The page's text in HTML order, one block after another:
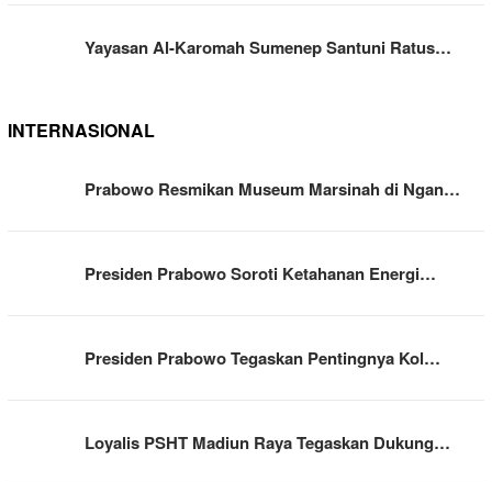
Yayasan Al-Karomah Sumenep Santuni Ratus…
INTERNASIONAL
Prabowo Resmikan Museum Marsinah di Ngan…
Presiden Prabowo Soroti Ketahanan Energi…
Presiden Prabowo Tegaskan Pentingnya Kol…
Loyalis PSHT Madiun Raya Tegaskan Dukung…